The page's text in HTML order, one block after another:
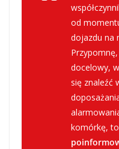
od
dojazdu na
docelowy,
się znaleźć
komórkę,